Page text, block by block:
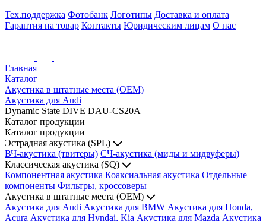
Тех.поддержка Фотобанк Логотипы Доставка и оплата
Гарантия на товар Контакты Юридическим лицам О нас
Главная
Каталог
Акустика в штатные места (OEM)
Акустика для Audi
Dynamic State DIVE DAU-CS20A
Каталог продукции
Каталог продукции
Эстрадная акустика (SPL)
ВЧ-акустика (твитеры) СЧ-акустика (миды и мидвуферы)
Классическая акустика (SQ)
Компонентная акустика Коаксиальная акустика Отдельные
компоненты Фильтры, кроссоверы
Акустика в штатные места (OEM)
Акустика для Audi Акустика для BMW Акустика для Honda,
Acura Акустика для Hyndai, Kia Акустика для Mazda Акустика